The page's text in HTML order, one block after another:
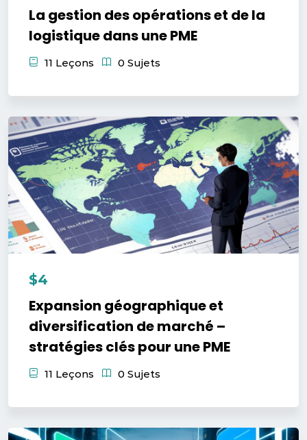
La gestion des opérations et de la
logistique dans une PME
11 Leçons 0 Sujets
$4
Expansion géographique et
diversification de marché –
stratégies clés pour une PME
11 Leçons 0 Sujets